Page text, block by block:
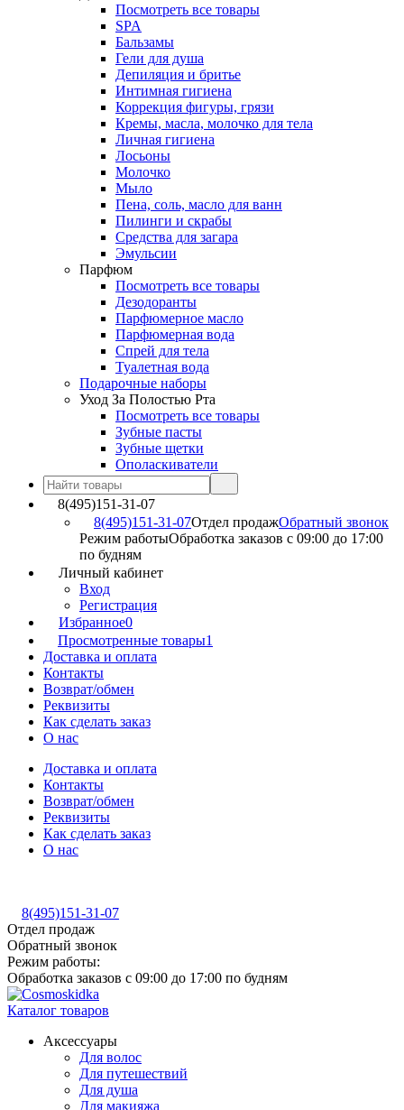
Посмотреть все товары
SPA
Бальзамы
Гели для душа
Депиляция и бритье
Интимная гигиена
Коррекция фигуры, грязи
Кремы, масла, молочко для тела
Личная гигиена
Лосьоны
Молочко
Мыло
Пена, соль, масло для ванн
Пилинги и скрабы
Средства для загара
Эмульсии
Парфюм
Посмотреть все товары
Дезодоранты
Парфюмерное масло
Парфюмерная вода
Спрей для тела
Туалетная вода
Подарочные наборы
Уход За Полостью Рта
Посмотреть все товары
Зубные пасты
Зубные щетки
Ополаскиватели
8(495)151-31-07
8(495)151-31-07Отдел продажОбратный звонок
Режим работыОбработка заказов с 09:00 до 17:00
по будням
Личный кабинет
Вход
Регистрация
Избранное0
Просмотренные товары1
Доставка и оплата
Контакты
Возврат/обмен
Реквизиты
Как сделать заказ
О нас
Доставка и оплата
Контакты
Возврат/обмен
Реквизиты
Как сделать заказ
О нас
8(495)151-31-07
Отдел продаж
Обратный звонок
Режим работы:
Обработка заказов с 09:00 до 17:00 по будням
Каталог товаров
Аксессуары
Для волос
Для путешествий
Для душа
Для макияжа